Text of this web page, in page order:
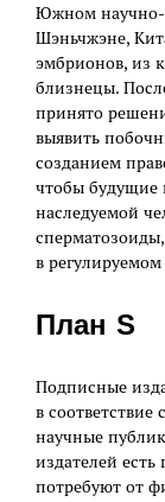
Южном научно-
Шэньчжэне,
эмбрионов, из
близнецы.
принято
выявить
созданием
чтобы будущие
наследуемой
в
План S
Подписные
в
научные
издателей
потребуют от